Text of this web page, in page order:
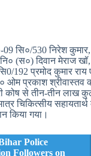
सि०/530 निरेश कुमार,
(स०) दिवान मेराज खॉ,
192 प्रमोद कुमार राय
प्रकाश श्रीवास्तव
कोष से तीन-तीन लाख
चिकित्सीय सहायतार्थ
किया गया।
Police
Followers on